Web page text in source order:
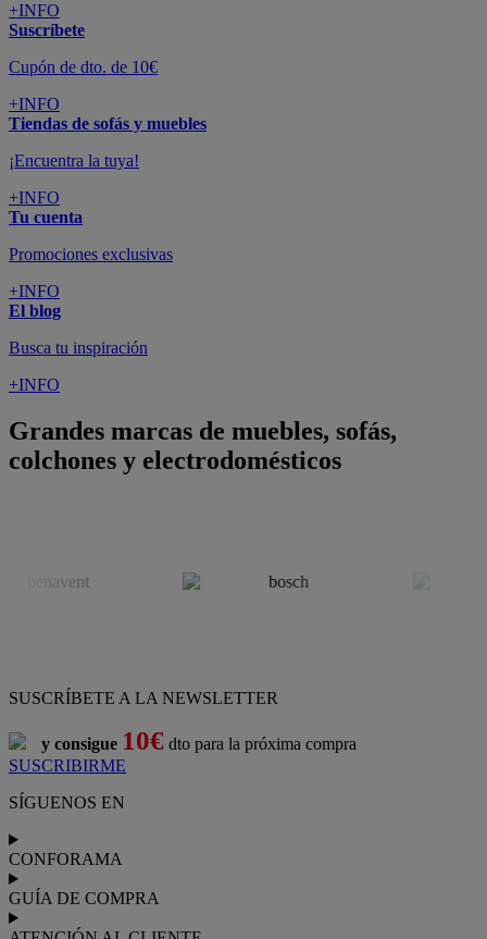
+INFO
Suscríbete
Cupón de dto. de 10€
+INFO
Tiendas de sofás y muebles
¡Encuentra la tuya!
+INFO
Tu cuenta
Promociones exclusivas
+INFO
El blog
Busca tu inspiración
+INFO
Grandes marcas de muebles, sofás,
colchones y electrodomésticos
SUSCRÍBETE A LA NEWSLETTER
y consigue 10€ dto para la próxima compra
SUSCRIBIRME
SÍGUENOS EN
CONFORAMA
GUÍA DE COMPRA